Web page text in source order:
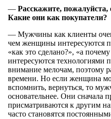
— Расскажите,
Какие они как покупатели?
— Мужчины как клиенты
чем женщины интересуются
«как это сделано?», «а
интересуются технологиями
внимание мелочам, поэтому
времени. Но если женщина
вспомнить, вернуться, то
основательнее. Они сначала
присматриваются к другим
часто становятся